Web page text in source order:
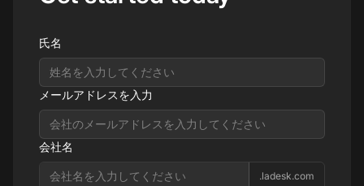
氏名
メールアドレスを入力
会社名
.ladesk.com